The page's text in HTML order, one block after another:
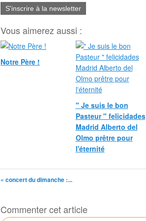
S'inscrire à la newsletter
Vous aimerez aussi :
Notre Père !
" Je suis le bon
Pasteur " felicidades
Madrid Alberto del
Olmo prêtre pour
l'éternité
« concert du dimanche :...
Commenter cet article